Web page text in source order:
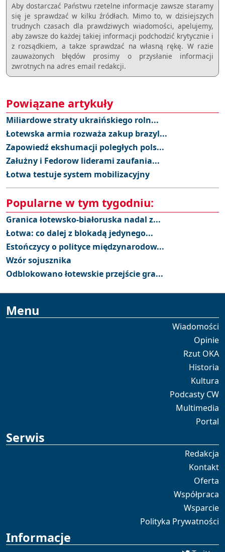
Aby dostarczać Państwu rzetelne informacje zawsze staramy
się je sprawdzać w kilku źródłach. Mimo to, w dzisiejszych
trudnych czasach dla prawdziwych wiadomości, apelujemy,
aby zawsze do każdej takiej informacji podchodzić krytycznie i
z rozsądkiem, a takze sprawdzać na własną rękę. W razie
zauważonych błędów prosimy o przysłanie informacji
zwrotnych na adres email redakcji.
Powiązane artykuły
Miliardowe straty ukraińskiego roln...
Łotewska armia rozważa zakup brazyl...
Zapowiedź ekshumacji poległych pols...
Załużny i Fedorow liderami zaufania...
Łotwa testuje system mobilizacyjny
Popularne w tym tygodniu:
Granica łotewsko-białoruska nadal z...
Łotwa: co dalej z blokadą jedynego...
Estończycy o polityce międzynarodow...
Wzór sojusznika
Odblokowano łotewskie przejście gra...
Menu
Wiadomości
Opinie
Rzut OKA
Historia
Kultura
Podcasty CW
Multimedia
Portal
Serwis
Redakcja
Kontakt
Oferta
Współpraca
Wsparcie
Polityka Prywatności
Informacje